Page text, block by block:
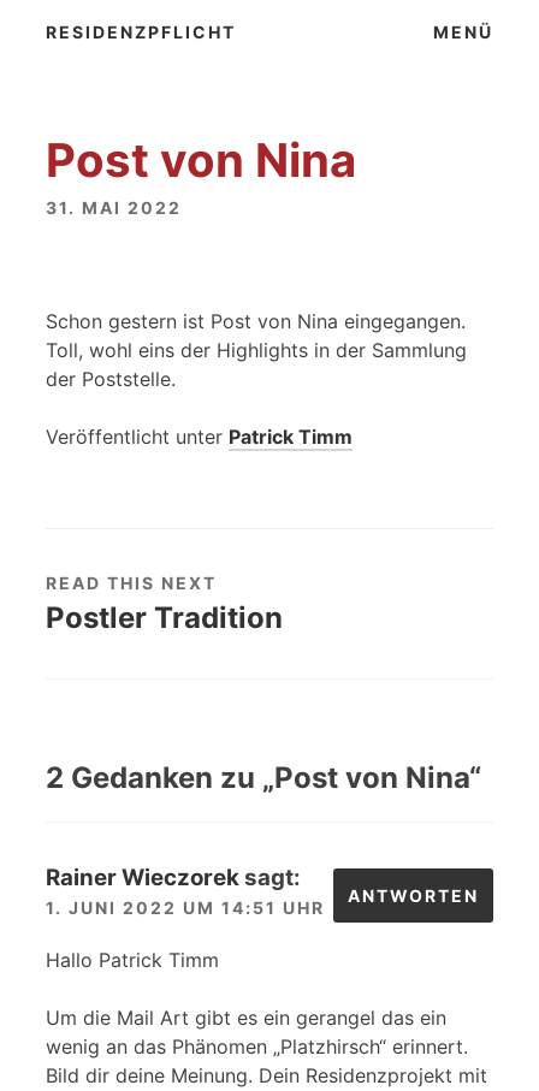
InhaltRESIDENZPFLICHT MENÜ
Post von Nina
31. MAI 2022
Schon gestern ist Post von Nina eingegangen.
Toll, wohl eins der Highlights in der Sammlung
der Poststelle.
Veröffentlicht unter Patrick Timm
READ THIS NEXT
Postler Tradition
2 Gedanken zu „Post von Nina“
Rainer Wieczoreksagt:
1. JUNI 2022 UM 14:51 UHR
Hallo Patrick Timm
Um die Mail Art gibt es ein gerangel das ein
wenig an das Phänomen „Platzhirsch“ erinnert.
Bild dir deine Meinung. Dein Residenzprojekt mit
ANTWORTEN